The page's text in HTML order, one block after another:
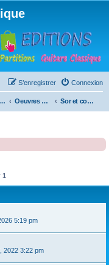
Connexion
S’enregistrer
cours et théorie Oeuvres à la loupe Sor et consort
1
5:19 pm
2022 3:22 pm